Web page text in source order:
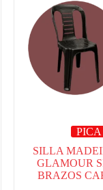
PICA
SILLA
GLAMOUR
BRAZOS